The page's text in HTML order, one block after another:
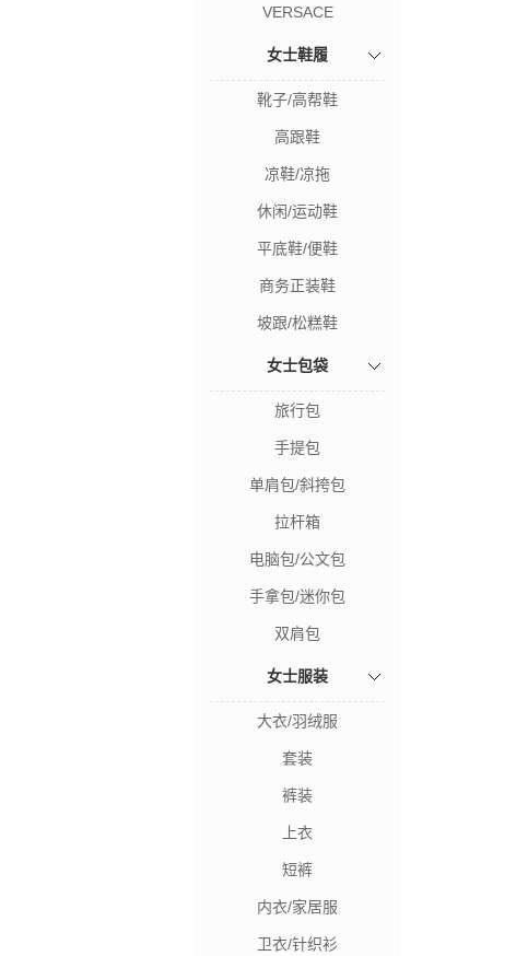
VERSACE
女士鞋履
靴子/高帮鞋
高跟鞋
凉鞋/凉拖
休闲/运动鞋
平底鞋/便鞋
商务正装鞋
坡跟/松糕鞋
女士包袋
旅行包
手提包
单肩包/斜挎包
拉杆箱
电脑包/公文包
手拿包/迷你包
双肩包
女士服装
大衣/羽绒服
套装
裤装
上衣
短裤
内衣/家居服
卫衣/针织衫